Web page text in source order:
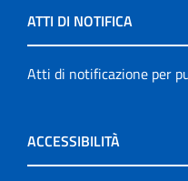
ATTI DI NOTIFICA
Atti di notificazione per
ACCESSIBILITÀ